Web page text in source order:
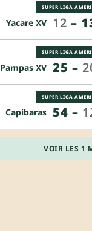
SUPER LIGA
Yacare XV 12 –
SUPER LIGA
Pampas XV 25 –
SUPER LIGA
Capibaras 54 –
VOIR LES 1